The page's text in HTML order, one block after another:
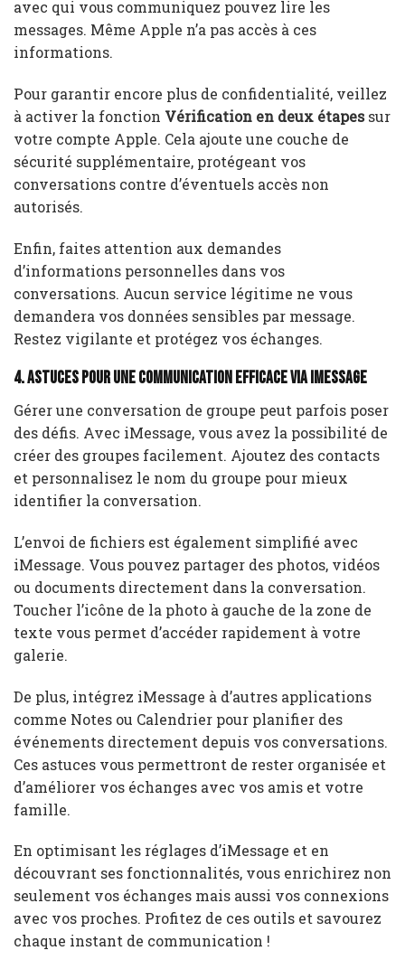
avec qui vous communiquez pouvez lire les
messages. Même Apple n’a pas accès à ces
informations.
Pour garantir encore plus de confidentialité, veillez
à activer la fonction Vérification en deux étapessur
votre compte Apple. Cela ajoute une couche de
sécurité supplémentaire, protégeant vos
conversations contre d’éventuels accès non
autorisés.
Enfin, faites attention aux demandes
d’informations personnelles dans vos
conversations. Aucun service légitime ne vous
demandera vos données sensibles par message.
Restez vigilante et protégez vos échanges.
4. Astuces pour une communication efficace via iMessage
Gérer une conversation de groupe peut parfois poser
des défis. Avec iMessage, vous avez la possibilité de
créer des groupes facilement. Ajoutez des contacts
et personnalisez le nom du groupe pour mieux
identifier la conversation.
L’envoi de fichiers est également simplifié avec
iMessage. Vous pouvez partager des photos, vidéos
ou documents directement dans la conversation.
Toucher l’icône de la photo à gauche de la zone de
texte vous permet d’accéder rapidement à votre
galerie.
De plus, intégrez iMessage à d’autres applications
comme Notes ou Calendrier pour planifier des
événements directement depuis vos conversations.
Ces astuces vous permettront de rester organisée et
d’améliorer vos échanges avec vos amis et votre
famille.
En optimisant les réglages d’iMessage et en
découvrant ses fonctionnalités, vous enrichirez non
seulement vos échanges mais aussi vos connexions
avec vos proches. Profitez de ces outils et savourez
chaque instant de communication !